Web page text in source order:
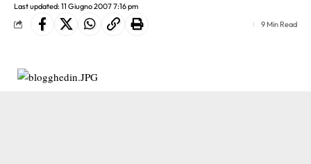
Last updated: 11 Giugno 2007 7:16 pm
9 Min Read